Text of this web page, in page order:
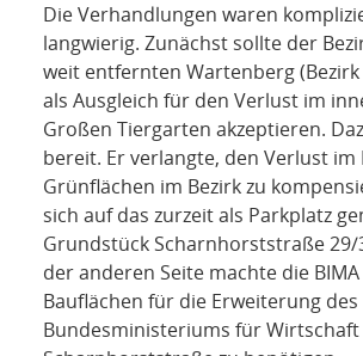
Die Verhandlungen waren
langwierig. Zunächst sollte der
weit entfernten Wartenberg
als Ausgleich für den Verlust im
Großen Tiergarten akzeptieren.
bereit. Er verlangte, den Verlust im
Grünflächen im Bezirk zu
sich auf das zurzeit als Parkplatz
Grundstück Scharnhorststraße 29/
der anderen Seite machte die
Bauflächen für die Erweiterung des
Bundesministeriums für